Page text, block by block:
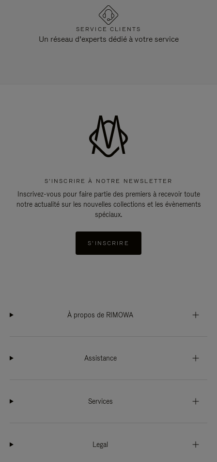
SERVICE CLIENTS
Un réseau d’experts dédié à votre service
S'INSCRIRE À NOTRE NEWSLETTER
Inscrivez-vous pour faire partie des premiers à recevoir toute
notre actualité sur les nouvelles collections et les évènements
spéciaux.
S'INSCRIRE
À propos de RIMOWA
Assistance
Services
Legal